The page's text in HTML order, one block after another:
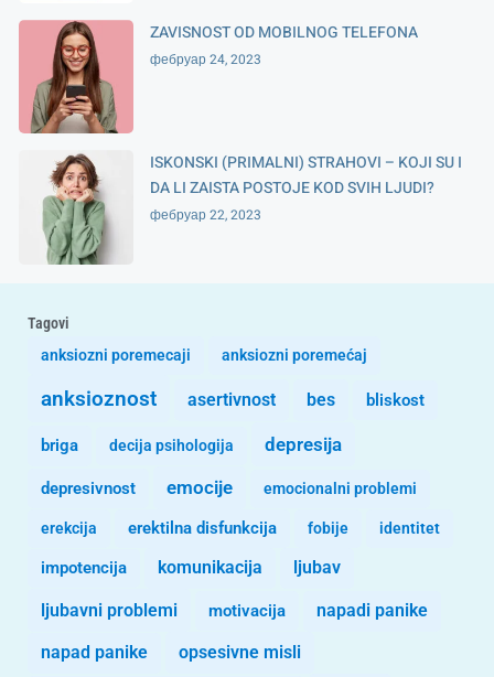
ZAVISNOST OD MOBILNOG TELEFONA
фебруар 24, 2023
ISKONSKI (PRIMALNI) STRAHOVI – KOJI SU I
DA LI ZAISTA POSTOJE KOD SVIH LJUDI?
фебруар 22, 2023
Tagovi
anksiozni poremecaji
anksiozni poremećaj
anksioznost asertivnost bes bliskost
briga decija psihologija depresija
depresivnost emocije emocionalni problemi
erekcija erektilna disfunkcija fobije identitet
impotencija komunikacija ljubav
ljubavni problemi motivacija napadi panike
napad panike opsesivne misli